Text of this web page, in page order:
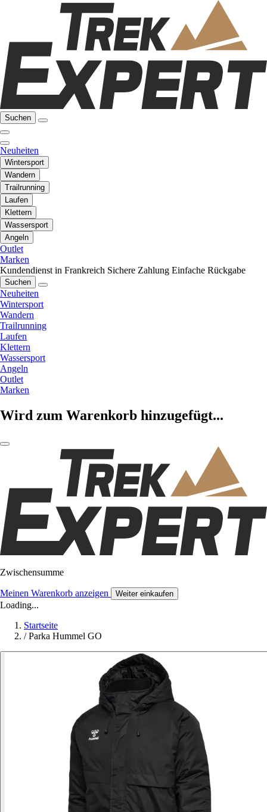
Suchen
Neuheiten
Wintersport
Wandern
Trailrunning
Laufen
Klettern
Wassersport
Angeln
Outlet
Marken
Kundendienst in Frankreich Sichere Zahlung Einfache Rückgabe
Suchen
Neuheiten
Wintersport
Wandern
Trailrunning
Laufen
Klettern
Wassersport
Angeln
Outlet
Marken
Wird zum Warenkorb hinzugefügt...
Zwischensumme
Meinen Warenkorb anzeigen Weiter einkaufen
Loading...
Startseite
/ Parka Hummel GO